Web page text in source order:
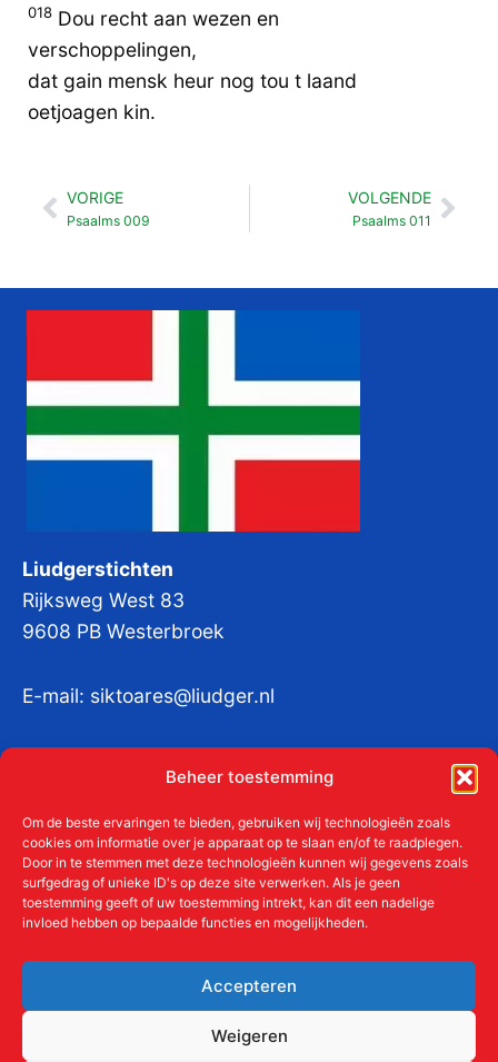
Beheer toestemming
Om de beste ervaringen te bieden, gebruiken wij technologieën zoals
cookies om informatie over je apparaat op te slaan en/of te raadplegen.
Door in te stemmen met deze technologieën kunnen wij gegevens zoals
surfgedrag of unieke ID's op deze site verwerken. Als je geen
toestemming geeft of uw toestemming intrekt, kan dit een nadelige
invloed hebben op bepaalde functies en mogelijkheden.
Accepteren
Weigeren
018 Dou recht aan wezen en
verschoppelingen,
dat gain mensk heur nog tou t laand
oetjoagen kin.
Vorige
VORIGE
Psaalms 009
VOLGENDE
Psaalms 011
Liudgerstichten
Rijksweg West 83
9608 PB Westerbroek
E-mail: siktoares@liudger.nl
KvKnr:41011712
Meer over de Liudgerstichten
Aanmelden als donateur
ANBI